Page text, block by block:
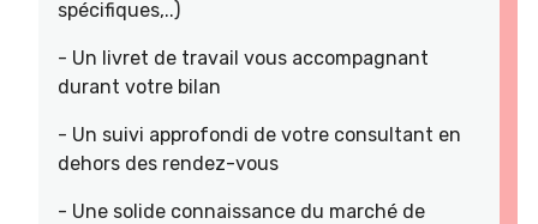
spécifiques,..)
- Un livret de travail vous accompagnant
durant votre bilan
- Un suivi approfondi de votre consultant en
dehors des rendez-vous
- Une solide connaissance du marché de